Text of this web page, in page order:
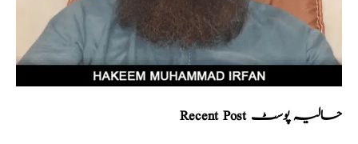
Recent Post حالیہ پوسٹ